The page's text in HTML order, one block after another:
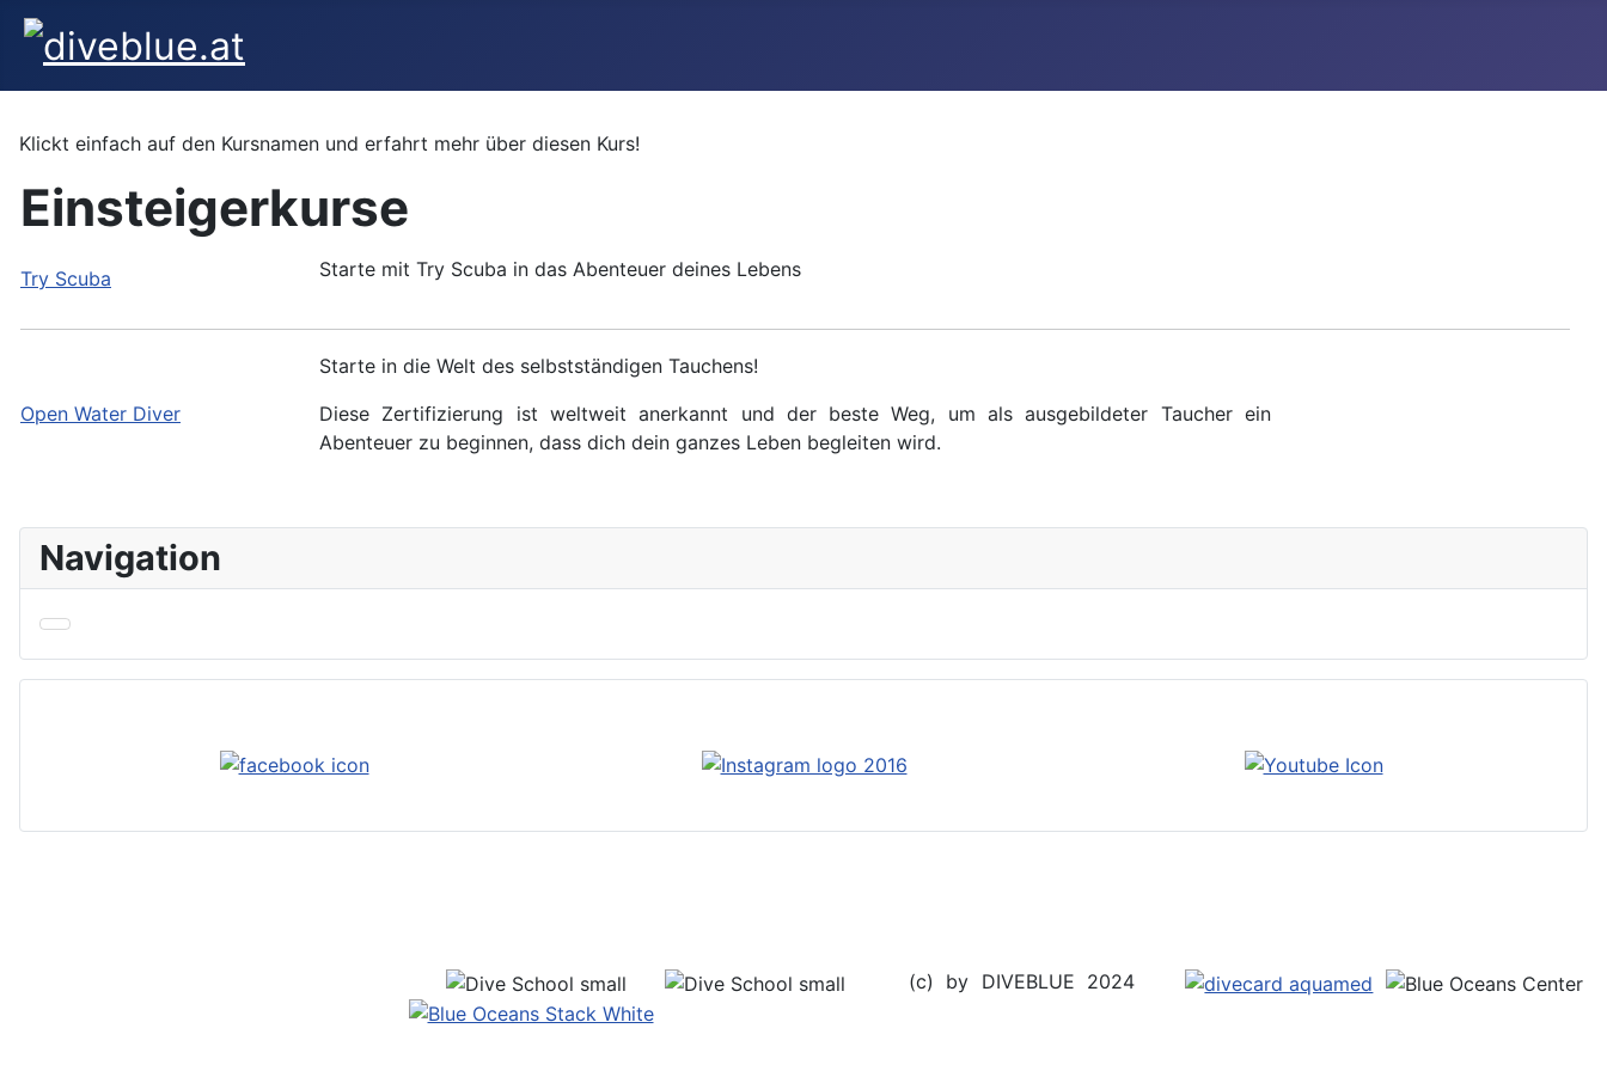
Navigation
Klickt einfach auf den Kursnamen und erfahrt mehr über diesen Kurs!
Einsteigerkurse
Try Scuba Starte mit Try Scuba in das Abenteuer deines Lebens
Open Water Diver
Starte in die Welt des selbstständigen Tauchens!
Diese Zertifizierung ist weltweit anerkannt und der beste Weg, um als ausgebildeter Taucher ein
Abenteuer zu beginnen, dass dich dein ganzes Leben begleiten wird.
(c) by DIVEBLUE 2024